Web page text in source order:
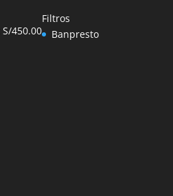
S/450.00
Filtros
Banpresto